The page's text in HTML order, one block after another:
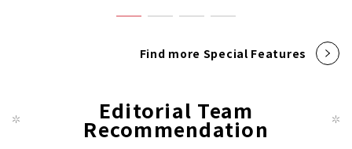
Find more Special Features
Editorial Team
Recommendation